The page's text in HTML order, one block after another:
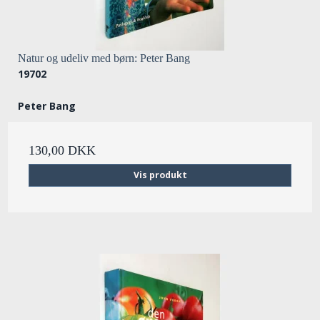
Natur og udeliv med børn: Peter Bang
19702
Peter Bang
130,00 DKK
Vis produkt